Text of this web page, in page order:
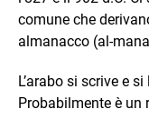
comune che
almanacco (al-
L’arabo si scrive e
Probabilmente è un